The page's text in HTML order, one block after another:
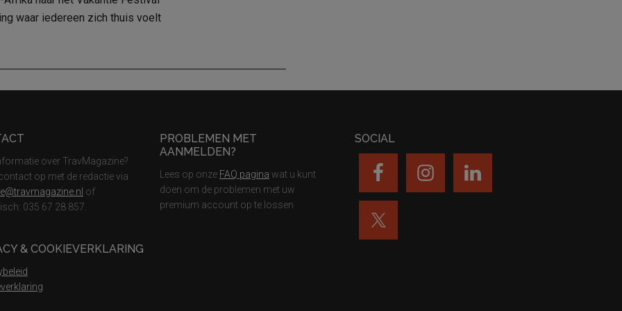
waar iedereen zich thuis voelt
over TravMagazine?
op met de redactie via
of
035 67 28 857.
& COOKIEVERKLARING
PROBLEMEN MET
AANMELDEN?
Lees op onze FAQ pagina wat u kunt
doen om de problemen met uw
premium account op te lossen
SOCIAL